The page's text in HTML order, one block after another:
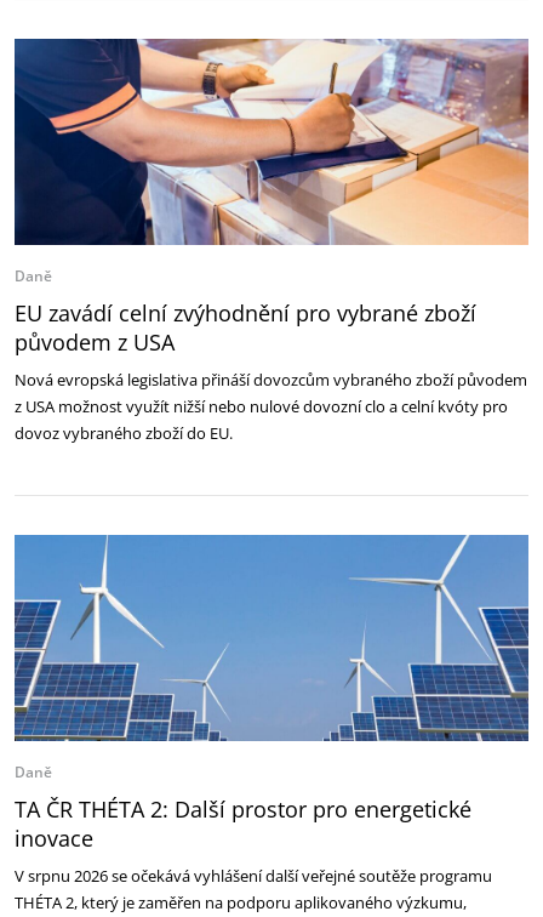
Daně
EU zavádí celní zvýhodnění pro vybrané zboží
původem z USA
Nová evropská legislativa přináší dovozcům vybraného zboží původem
z USA možnost využít nižší nebo nulové dovozní clo a celní kvóty pro
dovoz vybraného zboží do EU.
Daně
TA ČR THÉTA 2: Další prostor pro energetické
inovace
V srpnu 2026 se očekává vyhlášení další veřejné soutěže programu
THÉTA 2, který je zaměřen na podporu aplikovaného výzkumu,